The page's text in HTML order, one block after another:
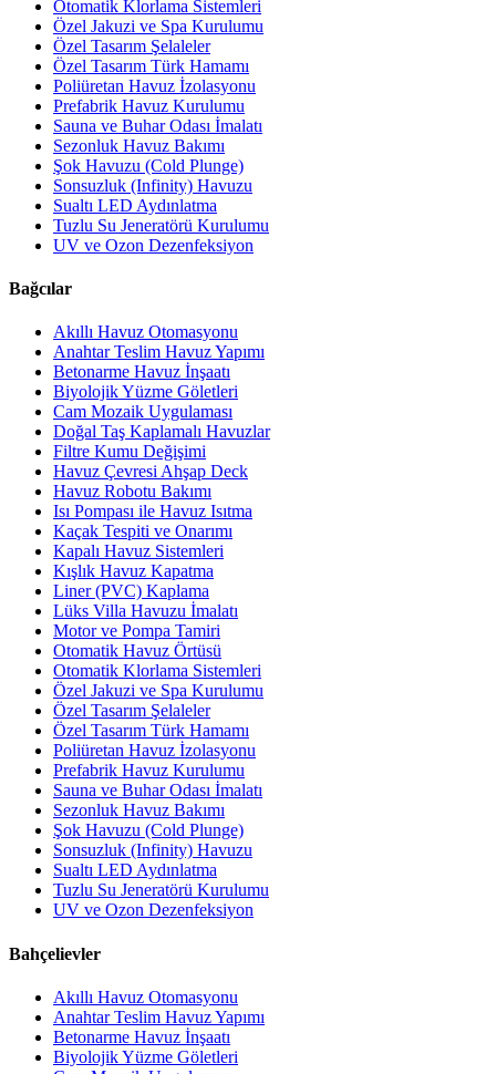
Otomatik Klorlama Sistemleri
Özel Jakuzi ve Spa Kurulumu
Özel Tasarım Şelaleler
Özel Tasarım Türk Hamamı
Poliüretan Havuz İzolasyonu
Prefabrik Havuz Kurulumu
Sauna ve Buhar Odası İmalatı
Sezonluk Havuz Bakımı
Şok Havuzu (Cold Plunge)
Sonsuzluk (Infinity) Havuzu
Sualtı LED Aydınlatma
Tuzlu Su Jeneratörü Kurulumu
UV ve Ozon Dezenfeksiyon
Bağcılar
Akıllı Havuz Otomasyonu
Anahtar Teslim Havuz Yapımı
Betonarme Havuz İnşaatı
Biyolojik Yüzme Göletleri
Cam Mozaik Uygulaması
Doğal Taş Kaplamalı Havuzlar
Filtre Kumu Değişimi
Havuz Çevresi Ahşap Deck
Havuz Robotu Bakımı
Isı Pompası ile Havuz Isıtma
Kaçak Tespiti ve Onarımı
Kapalı Havuz Sistemleri
Kışlık Havuz Kapatma
Liner (PVC) Kaplama
Lüks Villa Havuzu İmalatı
Motor ve Pompa Tamiri
Otomatik Havuz Örtüsü
Otomatik Klorlama Sistemleri
Özel Jakuzi ve Spa Kurulumu
Özel Tasarım Şelaleler
Özel Tasarım Türk Hamamı
Poliüretan Havuz İzolasyonu
Prefabrik Havuz Kurulumu
Sauna ve Buhar Odası İmalatı
Sezonluk Havuz Bakımı
Şok Havuzu (Cold Plunge)
Sonsuzluk (Infinity) Havuzu
Sualtı LED Aydınlatma
Tuzlu Su Jeneratörü Kurulumu
UV ve Ozon Dezenfeksiyon
Bahçelievler
Akıllı Havuz Otomasyonu
Anahtar Teslim Havuz Yapımı
Betonarme Havuz İnşaatı
Biyolojik Yüzme Göletleri